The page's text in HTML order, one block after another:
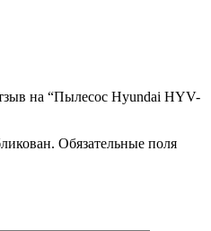
на “Пылесос Hyundai HYV-
Обязательные поля